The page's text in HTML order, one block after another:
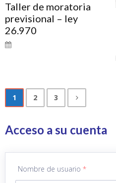
Taller de moratoria
previsional – ley
26.970
1 2 3
Acceso a su cuenta
Nombre de usuario *